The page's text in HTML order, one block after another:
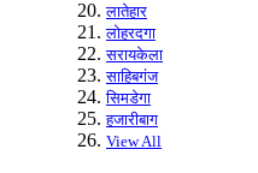
लातेहार
लोहरदगा
सरायकेला
साहिबगंज
सिमडेगा
हजारीबाग
View All